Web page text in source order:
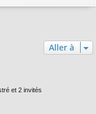
Aller à
et 2 invités